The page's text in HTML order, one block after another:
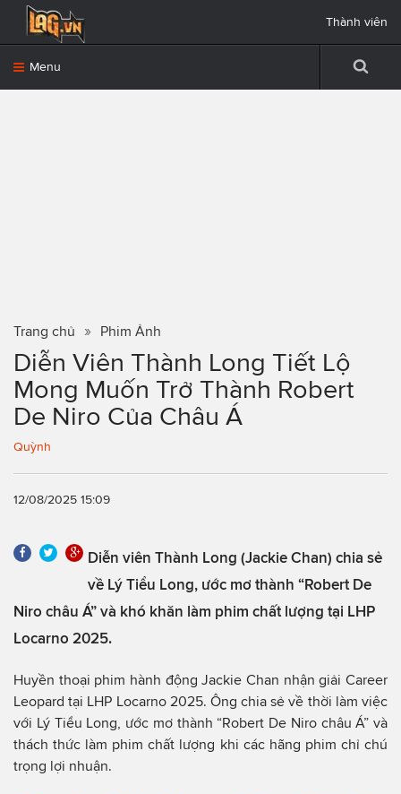
Menu
Thành viên
Trang chủ Phim Ảnh
Diễn Viên Thành Long Tiết Lộ
Mong Muốn Trở Thành Robert
De Niro Của Châu Á
Quỳnh
12/08/2025 15:09
Diễn viên Thành Long (Jackie Chan) chia sẻ
về Lý Tiểu Long, ước mơ thành “Robert De
Niro châu Á” và khó khăn làm phim chất lượng tại LHP
Locarno 2025.
Huyền thoại phim hành động Jackie Chan nhận giải Career
Leopard tại LHP Locarno 2025. Ông chia sẻ về thời làm việc
với Lý Tiểu Long, ước mơ thành “Robert De Niro châu Á” và
thách thức làm phim chất lượng khi các hãng phim chỉ chú
trọng lợi nhuận.